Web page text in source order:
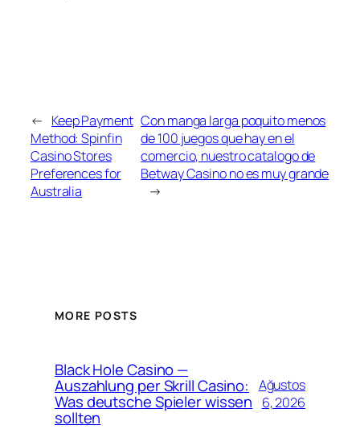
← Keep Payment
Method: Spinfin
Casino Stores
Preferences for
Australia
Con manga larga poquito menos
de 100 juegos que hay en el
comercio, nuestro catalogo de
Betway Casino no es muy grande
→
MORE POSTS
Black Hole Casino —
Auszahlung per Skrill Casino:
Was deutsche Spieler wissen
sollten
Ağustos
6, 2026